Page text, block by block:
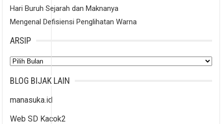
Hari Buruh Sejarah dan Maknanya
Mengenal Defisiensi Penglihatan Warna
ARSIP
Arsip
BLOG BIJAK LAIN
manasuka.id
Web SD Kacok2